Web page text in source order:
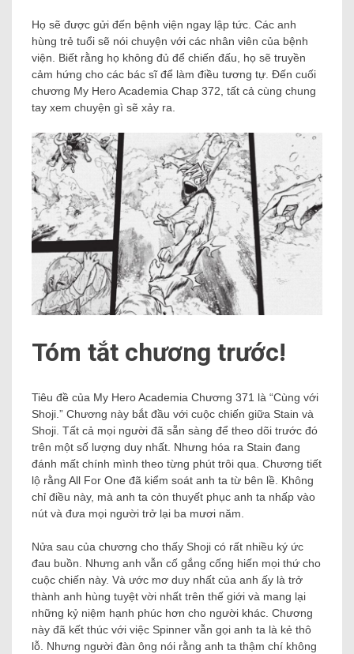
Họ sẽ được gửi đến bệnh viện ngay lập tức. Các anh
hùng trẻ tuổi sẽ nói chuyện với các nhân viên của bệnh
viện. Biết rằng họ không đủ để chiến đấu, họ sẽ truyền
cảm hứng cho các bác sĩ để làm điều tương tự. Đến cuối
chương My Hero Academia Chap 372, tất cả cùng chung
tay xem chuyện gì sẽ xảy ra.
Tóm tắt chương trước!
Tiêu đề của My Hero Academia Chương 371 là “Cùng với
Shoji.” Chương này bắt đầu với cuộc chiến giữa Stain và
Shoji. Tất cả mọi người đã sẵn sàng để theo dõi trước đó
trên một số lượng duy nhất. Nhưng hóa ra Stain đang
đánh mất chính mình theo từng phút trôi qua. Chương tiết
lộ rằng All For One đã kiểm soát anh ta từ bên lề. Không
chỉ điều này, mà anh ta còn thuyết phục anh ta nhấp vào
nút và đưa mọi người trở lại ba mươi năm.
Nửa sau của chương cho thấy Shoji có rất nhiều ký ức
đau buồn. Nhưng anh vẫn cố gắng cống hiến mọi thứ cho
cuộc chiến này. Và ước mơ duy nhất của anh ấy là trở
thành anh hùng tuyệt vời nhất trên thế giới và mang lại
những kỷ niệm hạnh phúc hơn cho người khác. Chương
này đã kết thúc với việc Spinner vẫn gọi anh ta là kẻ thô
lỗ. Nhưng người đàn ông nói rằng anh ta thậm chí không